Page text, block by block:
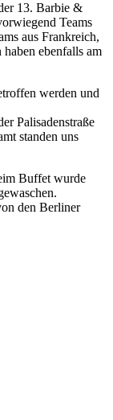
13. Barbie &
Teams
aus Frankreich,
ebenfalls am
werden und
Palisadenstraße
standen uns
Buffet wurde
den Berliner